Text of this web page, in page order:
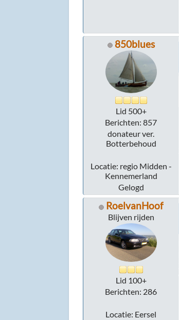
850blues
Lid 500+
Berichten: 857
donateur ver.
Botterbehoud
Locatie: regio Midden -
Kennemerland
Gelogd
RoelvanHoof
Blijven rijden
Lid 100+
Berichten: 286
Locatie: Eersel